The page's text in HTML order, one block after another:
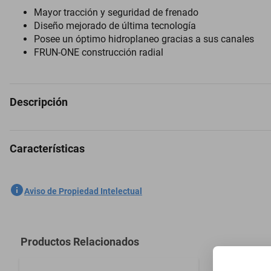
Mayor tracción y seguridad de frenado
Diseño mejorado de última tecnología
Posee un óptimo hidroplaneo gracias a sus canales
FRUN-ONE construcción radial
Descripción
Las llantas de alto rendimiento son la elección perfecta para
Características
SKU
Modelo
Aviso de Propiedad Intelectual
Productos Relacionados